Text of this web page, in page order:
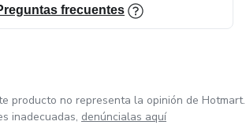
frecuentes
producto no representa la opinión de Hotmart.
inadecuadas, denúncialas aquí